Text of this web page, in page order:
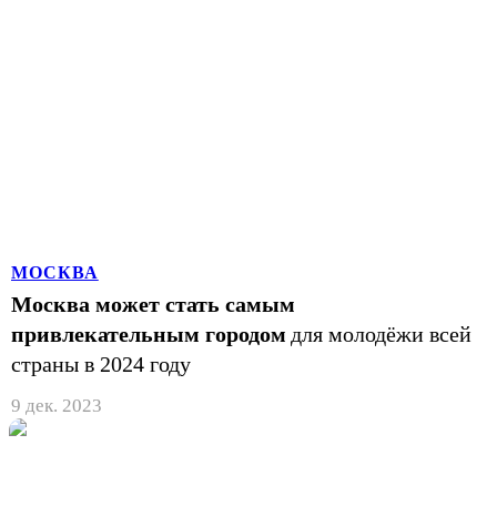
МОСКВА
Москва может стать самым
привлекательным городом для молодёжи всей
страны в 2024 году
9 дек. 2023